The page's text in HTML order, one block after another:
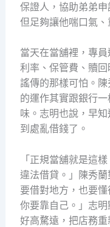
保證人，協助弟弟申
但足夠讓他喘口氣、
當天在當舖裡，專
利率、保管費、贖
謠傳的那樣可怕。
的運作其實跟銀行
味。志明也說，早
到處亂借錢了。
「正規當舖就是這
違法借貸。」陳秀
要借對地方，也要
你要靠自己。」志
好高騖遠，把店務